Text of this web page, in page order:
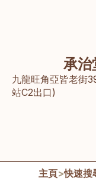
承治
九龍旺角亞皆老街
站C2出口)
主頁>快速搜